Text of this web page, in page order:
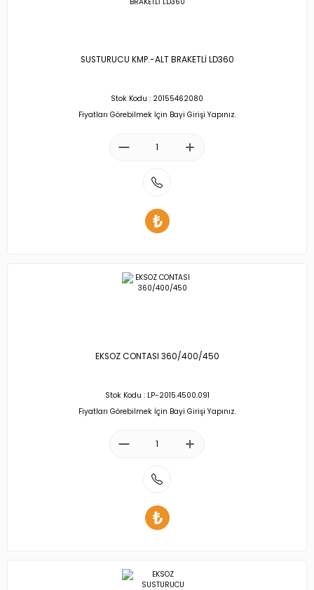
SUSTURUCU KMP.-ALT BRAKETLİ LD360
Stok Kodu : 20155462080
Fiyatları Görebilmek İçin Bayi Girişi Yapınız.
EKSOZ CONTASI 360/400/450
Stok Kodu : LP-2015.4500.091
Fiyatları Görebilmek İçin Bayi Girişi Yapınız.